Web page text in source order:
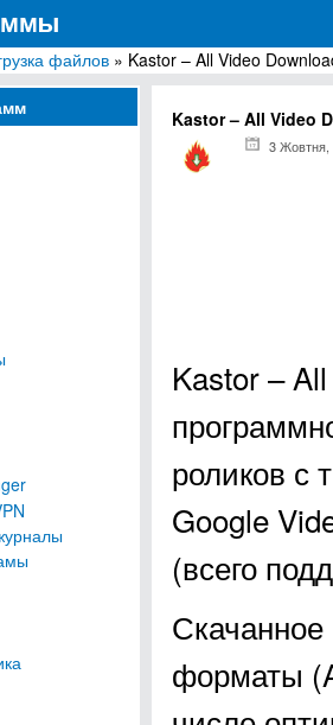
компьютерных программ для Windows
файлов » Kastor – All Video
Kastor – All Video
3 Жовтня,
Kastor –
роликов с
Google
(всего
форматы